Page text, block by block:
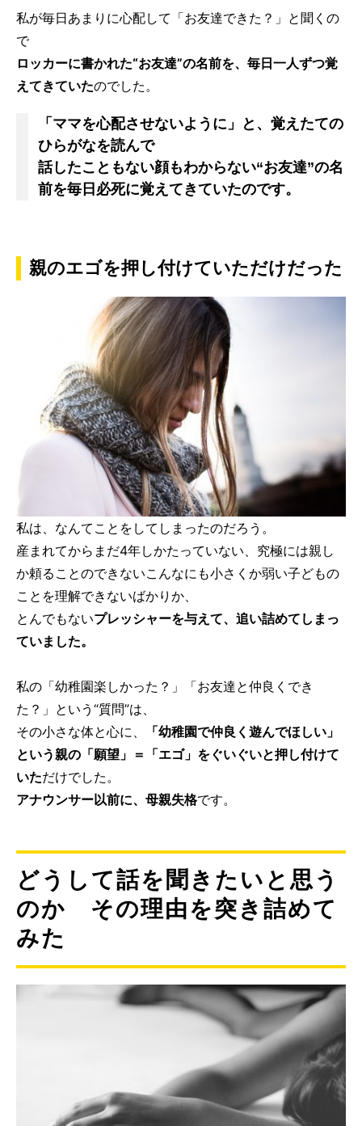
私が毎日あまりに心配して「お友達できた？」と聞くの
で
ロッカーに書かれた“お友達”の名前を、毎日一人ずつ覚
えてきていたのでした。
「ママを心配させないように」と、覚えたての
ひらがなを読んで
話したこともない顔もわからない“お友達”の名
前を毎日必死に覚えてきていたのです。
親のエゴを押し付けていただけだった
私は、なんてことをしてしまったのだろう。
産まれてからまだ4年しかたっていない、究極には親し
か頼ることのできないこんなにも小さくか弱い子どもの
ことを理解できないばかりか、
とんでもないプレッシャーを与えて、追い詰めてしまっ
ていました。
私の「幼稚園楽しかった？」「お友達と仲良くでき
た？」という“質問”は、
その小さな体と心に、
「幼稚園で仲良く遊んでほしい」
という親の「願望」＝「エゴ」をぐいぐいと押し付けて
いただけでした。
アナウンサー以前に、母親失格です。
どうして話を聞きたいと思う
のか その理由を突き詰めて
みた